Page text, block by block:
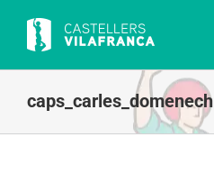
content
caps_carles_domenech